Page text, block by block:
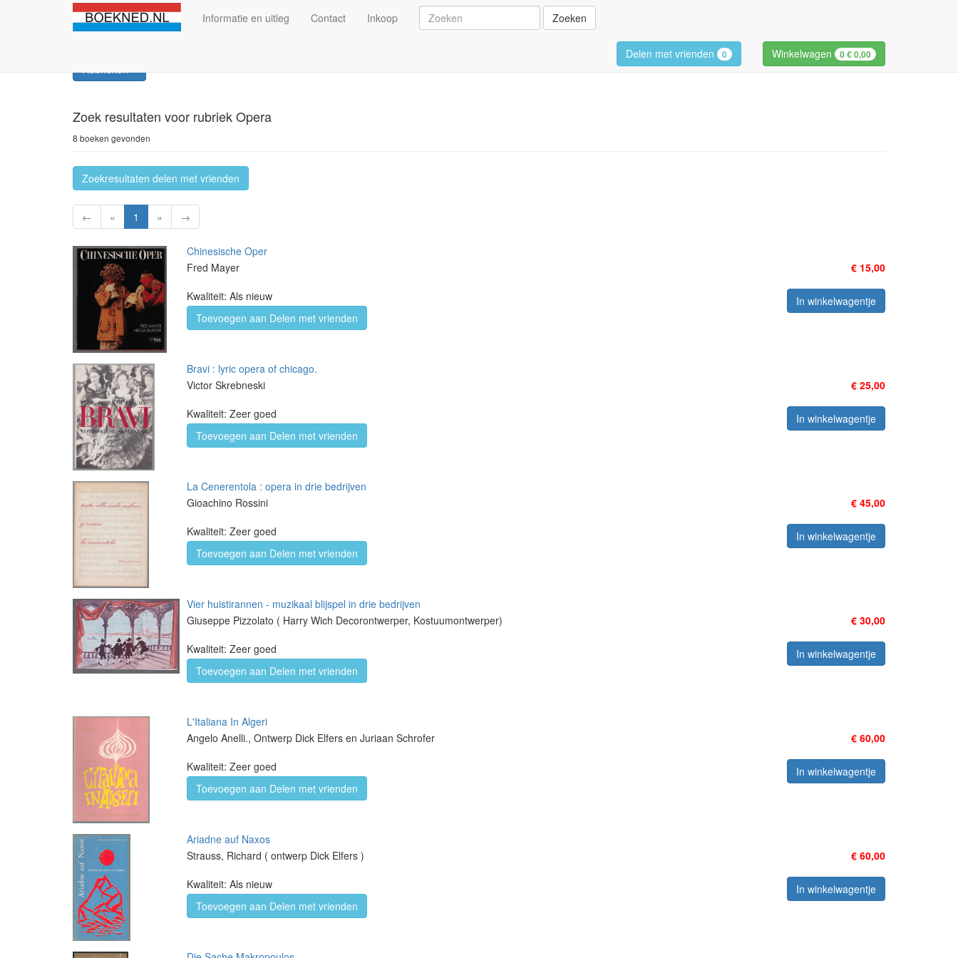
Informatie en uitleg Contact Inkoop Zoeken
Delen met vrienden 0 Winkelwagen 0€ 0,00
Rubrieken
Zoek resultaten voor rubriek Opera
8 boeken gevonden
Zoekresultaten delen met vrienden
← « 1 » →
Chinesische Oper
Fred Mayer
€ 15,00
Kwaliteit: Als nieuw
In winkelwagentje
Toevoegen aan Delen met vrienden
Bravi : lyric opera of chicago.
Victor Skrebneski
€ 25,00
Kwaliteit: Zeer goed
In winkelwagentje
Toevoegen aan Delen met vrienden
La Cenerentola : opera in drie bedrijven
Gioachino Rossini
€ 45,00
Kwaliteit: Zeer goed
In winkelwagentje
Toevoegen aan Delen met vrienden
Vier huistirannen - muzikaal blijspel in drie bedrijven
Giuseppe Pizzolato ( Harry Wich Decorontwerper, Kostuumontwerper)
€ 30,00
Kwaliteit: Zeer goed
In winkelwagentje
Toevoegen aan Delen met vrienden
L'Italiana In Algeri
Angelo Anelli., Ontwerp Dick Elfers en Juriaan Schrofer
€ 60,00
Kwaliteit: Zeer goed
In winkelwagentje
Toevoegen aan Delen met vrienden
Ariadne auf Naxos
Strauss, Richard ( ontwerp Dick Elfers )
€ 60,00
Kwaliteit: Als nieuw
In winkelwagentje
Toevoegen aan Delen met vrienden